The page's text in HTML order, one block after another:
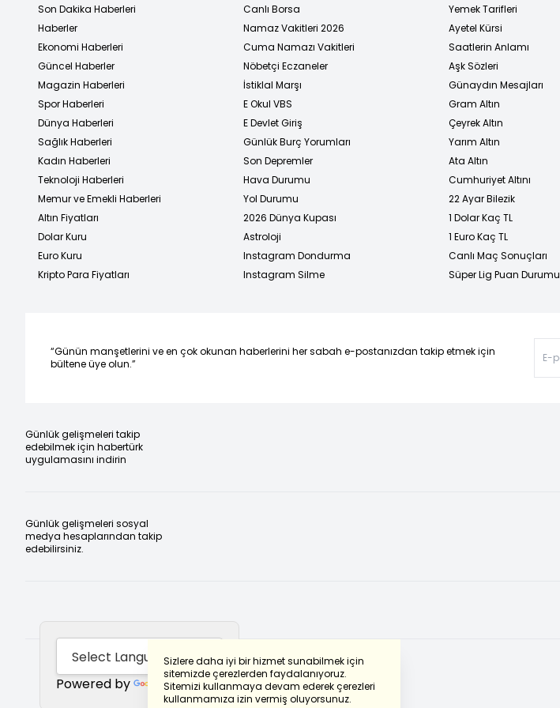
Sizlere daha iyi bir hizmet sunabilmek için
sitemizde çerezlerden faydalanıyoruz.
Sitemizi kullanmaya devam ederek çerezleri
kullanmamıza izin vermiş oluyorsunuz.
Son Dakika Haberleri
Haberler
Ekonomi Haberleri
Güncel Haberler
Magazin Haberleri
Spor Haberleri
Dünya Haberleri
Sağlık Haberleri
Kadın Haberleri
Teknoloji Haberleri
Memur ve Emekli Haberleri
Altın Fiyatları
Dolar Kuru
Euro Kuru
Kripto Para Fiyatları
Canlı Borsa
Namaz Vakitleri 2026
Cuma Namazı Vakitleri
Nöbetçi Eczaneler
İstiklal Marşı
E Okul VBS
E Devlet Giriş
Günlük Burç Yorumları
Son Depremler
Hava Durumu
Yol Durumu
2026 Dünya Kupası
Astroloji
Instagram Dondurma
Instagram Silme
Yemek Tarifleri
Ayetel Kürsi
Saatlerin Anlamı
Aşk Sözleri
Günaydın Mesajları
Gram Altın
Çeyrek Altın
Yarım Altın
Ata Altın
Cumhuriyet Altını
22 Ayar Bilezik
1 Dolar Kaç TL
1 Euro Kaç TL
Canlı Maç Sonuçları
Süper Lig Puan Durumu
“Günün manşetlerini ve en çok okunan haberlerini her sabah e-postanızdan takip etmek için
bültene üye olun.”
Günlük gelişmeleri takip
edebilmek için habertürk
uygulamasını indirin
Günlük gelişmeleri sosyal
medya hesaplarından takip
edebilirsiniz.
Powered by Translate